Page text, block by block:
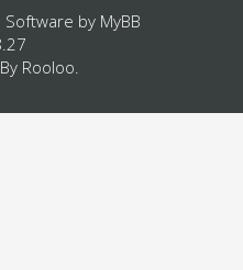
Software by MyBB
Rooloo.